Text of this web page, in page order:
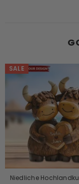
SALE
❤️ Bewahren Sie Ihre